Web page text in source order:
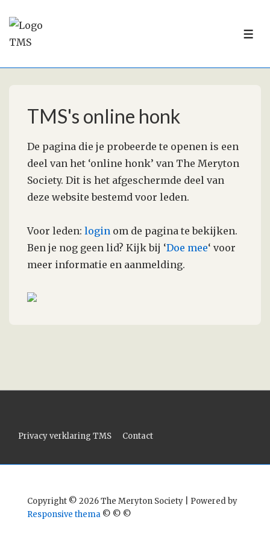
Doorgaan
naar
TMS's online honk
De pagina die je probeerde te openen is een
deel van het ‘online honk’ van The Meryton
Society. Dit is het afgeschermde deel van
deze website bestemd voor leden.
Voor leden: login om de pagina te bekijken.
Ben je nog geen lid? Kijk bij ‘Doe mee‘ voor
meer informatie en aanmelding.
Footer
Privacy verklaring TMS Contact
Copyright © 2026 The Meryton Society | Powered by
Responsive thema © © ©